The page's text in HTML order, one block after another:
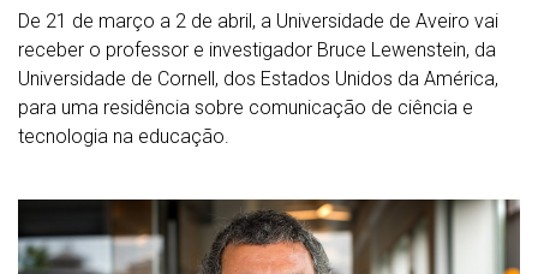
De 21 de março a 2 de abril, a Universidade de Aveiro vai
receber o professor e investigador Bruce Lewenstein, da
Universidade de Cornell, dos Estados Unidos da América,
para uma residência sobre comunicação de ciência e
tecnologia na educação.